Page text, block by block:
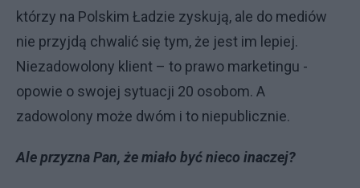
którzy na Polskim Ładzie zyskują, ale do mediów
nie przyjdą chwalić się tym, że jest im lepiej.
Niezadowolony klient – to prawo marketingu -
opowie o swojej sytuacji 20 osobom. A
zadowolony może dwóm i to niepublicznie.
Ale przyzna Pan, że miało być nieco inaczej?